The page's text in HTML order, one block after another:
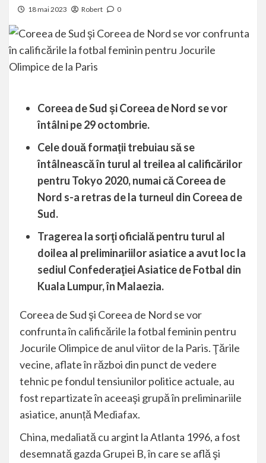
18 mai 2023 Robert 0
Coreea de Sud şi Coreea de Nord se vor
întâlni pe 29 octombrie.
Cele două formaţii trebuiau să se
întâlnească în turul al treilea al calificărilor
pentru Tokyo 2020, numai că Coreea de
Nord s-a retras de la turneul din Coreea de
Sud.
Tragerea la sorţi oficială pentru turul al
doilea al preliminariilor asiatice a avut loc la
sediul Confederaţiei Asiatice de Fotbal din
Kuala Lumpur, în Malaezia.
Coreea de Sud şi Coreea de Nord se vor
confrunta în calificările la fotbal feminin pentru
Jocurile Olimpice de anul viitor de la Paris. Ţările
vecine, aflate în război din punct de vedere
tehnic pe fondul tensiunilor politice actuale, au
fost repartizate în aceeaşi grupă în preliminariile
asiatice, anunță Mediafax.
China, medaliată cu argint la Atlanta 1996, a fost
desemnată gazda Grupei B, în care se află şi